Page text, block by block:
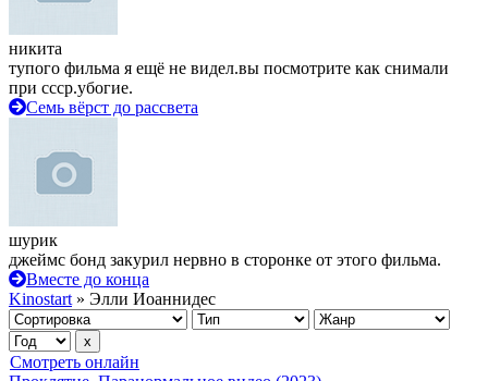
никита
тупого фильма я ещё не видел.вы посмотрите как снимали
при ссср.убогие.
Семь вёрст до рассвета
шурик
джеймс бонд закурил нервно в сторонке от этого фильма.
Вместе до конца
Kinostart » Элли Иоаннидес
Смотреть онлайн